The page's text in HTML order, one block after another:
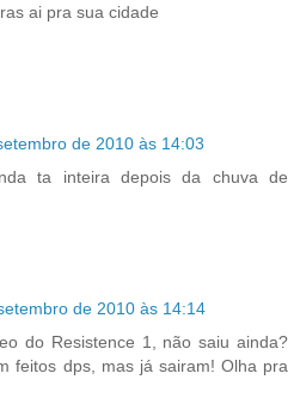
ai pra sua cidade
de 2010 às 14:03
ta inteira depois da chuva de
de 2010 às 14:14
do Resistence 1, não saiu ainda?
feitos dps, mas já sairam! Olha pra